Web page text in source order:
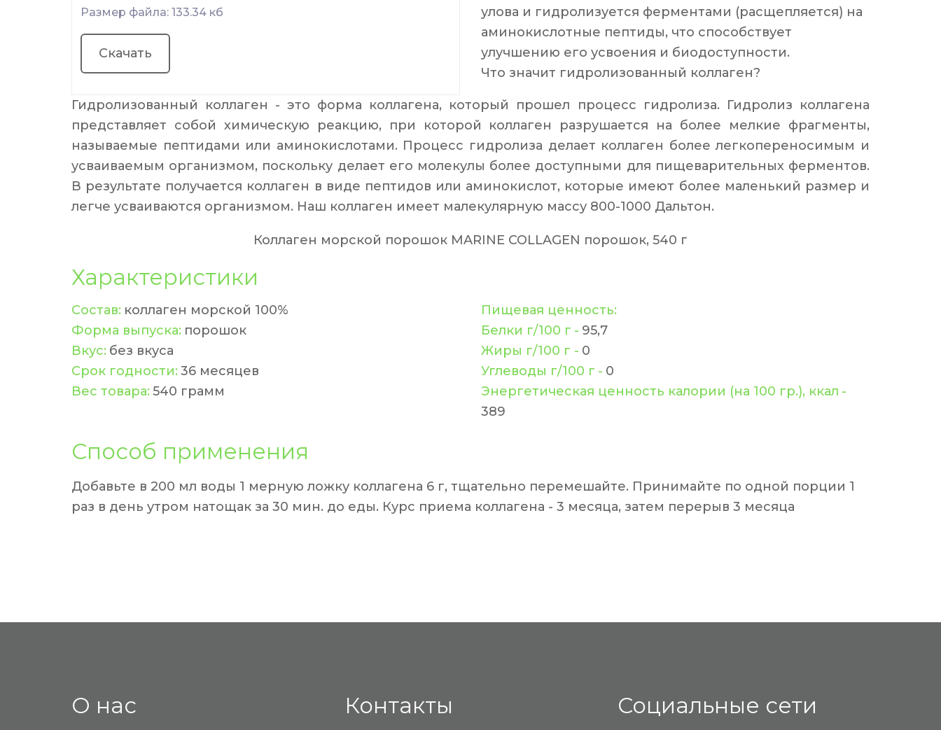
Размер файла: 133.34 кб
Скачать
улова и гидролизуется ферментами (расщепляется) на
аминокислотные пептиды, что способствует
улучшению его усвоения и биодоступности.
Что значит гидролизованный коллаген?
Гидролизованный коллаген - это форма коллагена, который прошел процесс гидролиза. Гидролиз коллагена
представляет собой химическую реакцию, при которой коллаген разрушается на более мелкие фрагменты,
называемые пептидами или аминокислотами. Процесс гидролиза делает коллаген более легкопереносимым и
усваиваемым организмом, поскольку делает его молекулы более доступными для пищеварительных ферментов.
В результате получается коллаген в виде пептидов или аминокислот, которые имеют более маленький размер и
легче усваиваются организмом. Наш коллаген имеет малекулярную массу 800-1000 Дальтон.
Коллаген морской порошок MARINE COLLAGEN порошок, 540 г
Характеристики
Состав: коллаген морской 100%
Форма выпуска: порошок
Вкус: без вкуса
Срок годности: 36 месяцев
Вес товара: 540 грамм
Пищевая ценность:
Белки г/100 г - 95,7
Жиры г/100 г - 0
Углеводы г/100 г - 0
Энергетическая ценность калории (на 100 гр.), ккал -
389
Способ применения
Добавьте в 200 мл воды 1 мерную ложку коллагена 6 г, тщательно перемешайте. Принимайте по одной порции 1
раз в день утром натощак за 30 мин. до еды. Курс приема коллагена - 3 месяца, затем перерыв 3 месяца
О нас Контакты Социальные сети